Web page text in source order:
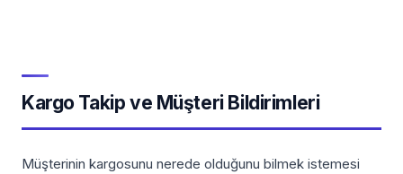
Kargo Takip ve Müşteri Bildirimleri
Müşterinin kargosunu nerede olduğunu bilmek istemesi